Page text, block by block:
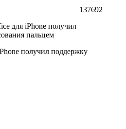
137692
получил поддержку